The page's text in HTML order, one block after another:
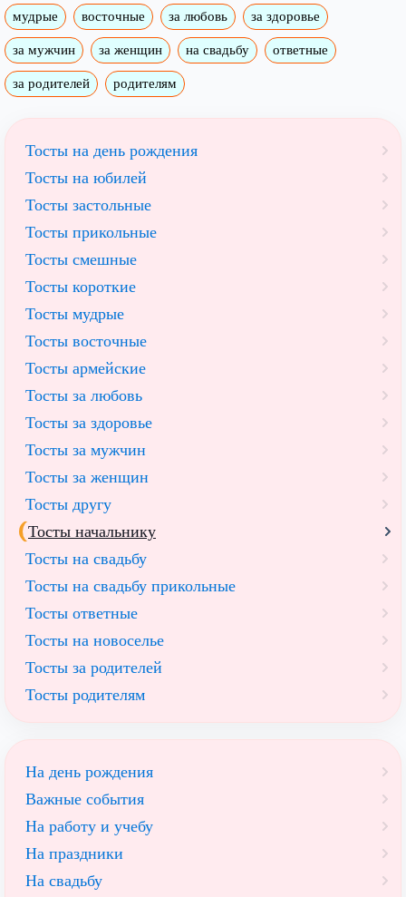
мудрые восточные за любовь за здоровье
за мужчин за женщин на свадьбу ответные
за родителей родителям
Тосты на день рождения
Тосты на юбилей
Тосты застольные
Тосты прикольные
Тосты смешные
Тосты короткие
Тосты мудрые
Тосты восточные
Тосты армейские
Тосты за любовь
Тосты за здоровье
Тосты за мужчин
Тосты за женщин
Тосты другу
Тосты начальнику
Тосты на свадьбу
Тосты на свадьбу прикольные
Тосты ответные
Тосты на новоселье
Тосты за родителей
Тосты родителям
На день рождения
Важные события
На работу и учебу
На праздники
На свадьбу